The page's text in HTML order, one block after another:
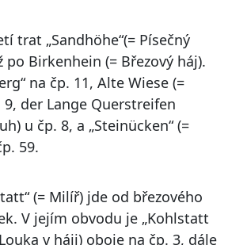
trat „Sandhöhe“(= Písečný
po Birkenhein (= Březový háj).
na čp. 11, Alte Wiese (=
der Lange Querstreifen
u čp. 8, a „Steinücken“ (=
59.
(= Milíř) jde od březového
V jejím obvodu je „Kohlstatt
v háji) oboje na čp. 3, dále